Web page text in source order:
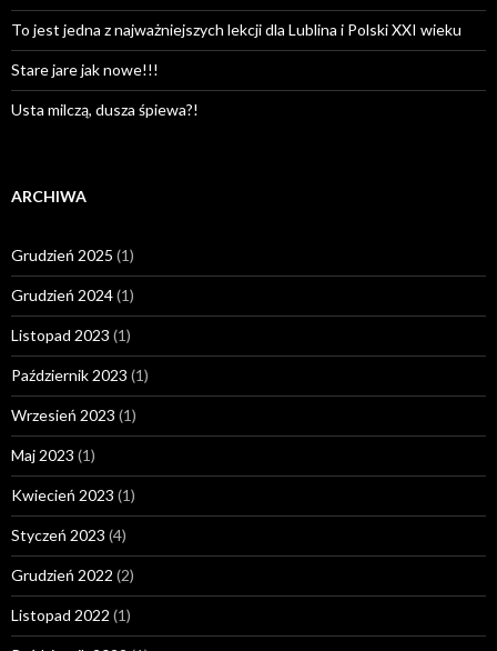
To jest jedna z najważniejszych lekcji dla Lublina i Polski XXI wieku
Stare jare jak nowe!!!
Usta milczą, dusza śpiewa?!
ARCHIWA
Grudzień 2025 (1)
Grudzień 2024(1)
Listopad 2023 (1)
Październik 2023 (1)
Wrzesień 2023 (1)
Maj 2023 (1)
Kwiecień 2023 (1)
Styczeń 2023 (4)
Grudzień 2022 (2)
Listopad 2022 (1)